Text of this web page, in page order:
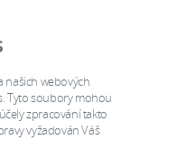
našich webových
Tyto soubory mohou
zpracování takto
vyžadován Váš
práva
tiskova_zprava